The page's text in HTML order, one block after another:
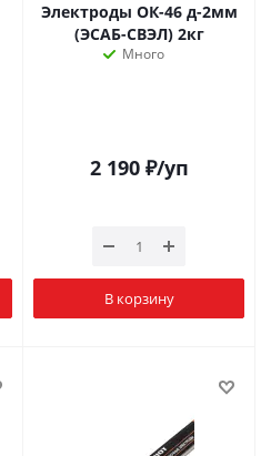
Электроды ОК-46 д-2мм
(ЭСАБ-СВЭЛ) 2кг
Много
2 190₽/уп
В корзину